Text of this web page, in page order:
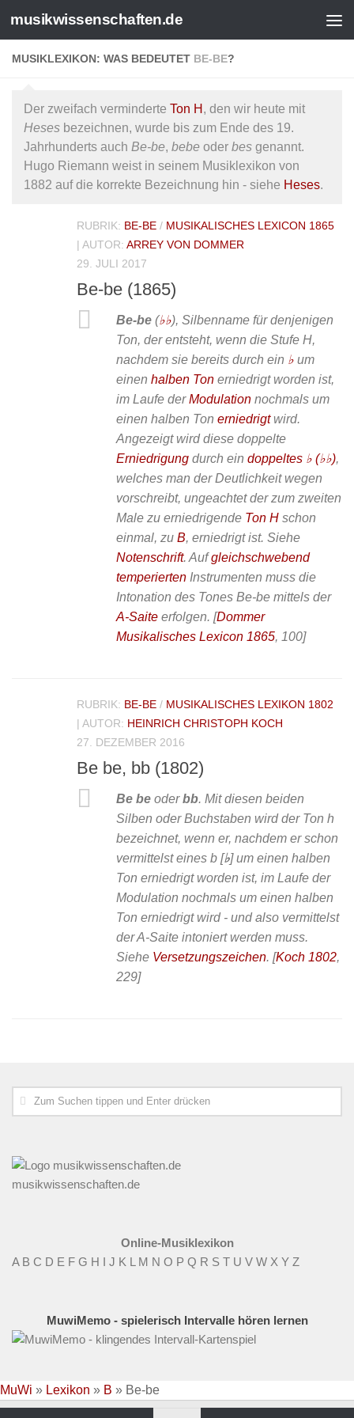
musikwissenschaften.de
MUSIKLEXIKON: WAS BEDEUTET BE-BE?
Der zweifach verminderte Ton H , den wir heute mit
Heses bezeichnen, wurde bis zum Ende des 19.
Jahrhunderts auch Be-be, bebe oder bes genannt.
Hugo Riemann weist in seinem Musiklexikon von
1882 auf die korrekte Bezeichnung hin - siehe Heses.
RUBRIK: BE-BE / MUSIKALISCHES LEXICON 1865
| AUTOR: ARREY VON DOMMER
29. JULI 2017
Be-be (1865)
Be-be (♭♭), Silbenname für denjenigen
Ton, der entsteht, wenn die Stufe H,
nachdem sie bereits durch ein ♭ um
einen halben Ton erniedrigt worden ist,
im Laufe derModulation nochmals um
einen halben Ton erniedrigtwird.
Angezeigt wird diese doppelte
Erniedrigung durch ein doppeltes ♭ (♭♭),
welches man der Deutlichkeit wegen
vorschreibt, ungeachtet der zum zweiten
Male zu erniedrigende Ton H schon
einmal, zu B, erniedrigt ist. Siehe
Notenschrift. Aufgleichschwebend
temperierten Instrumenten muss die
Intonation des Tones Be-be mittels der
A-Saite erfolgen. [Dommer
Musikalisches Lexicon 1865, 100]
RUBRIK: BE-BE / MUSIKALISCHES LEXIKON 1802
| AUTOR: HEINRICH CHRISTOPH KOCH
27. DEZEMBER 2016
Be be, bb (1802)
Be be oderbb. Mit diesen beiden
Silben oder Buchstaben wird der Ton h
bezeichnet, wenn er, nachdem er schon
vermittelst eines b [♭] um einen halben
Ton erniedrigt worden ist, im Laufe der
Modulation nochmals um einen halben
Ton erniedrigt wird - und also vermittelst
der A-Saite intoniert werden muss.
Siehe Versetzungszeichen. [Koch 1802,
229]
musikwissenschaften.de
Online-Musiklexikon
A B C D E F G H I J K L M N O P Q R S T U V W X Y Z
MuwiMemo - spielerisch Intervalle hören lernen
MuWi » Lexikon » B » Be-be